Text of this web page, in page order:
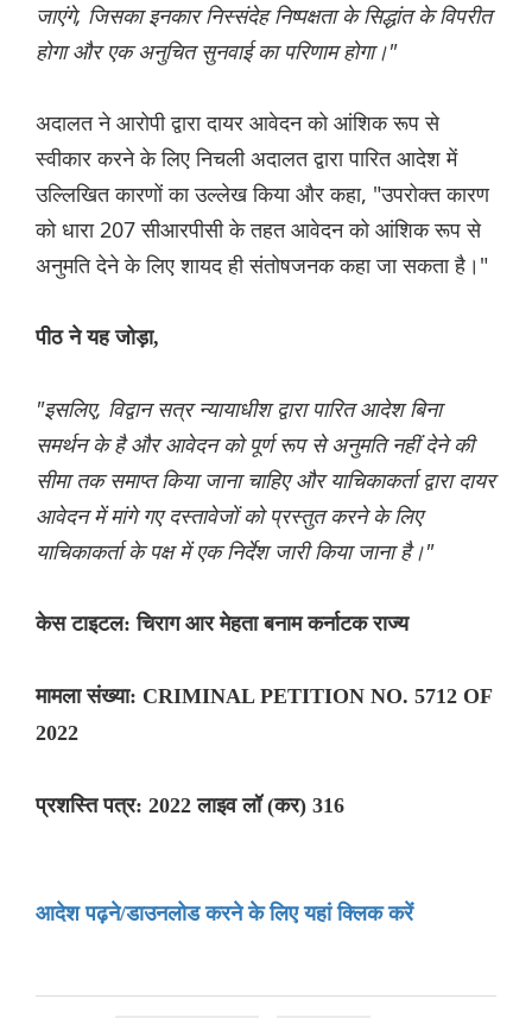
जाएंगे, जिसका इनकार निस्संदेह निष्पक्षता के सिद्धांत के विपरीत
होगा और एक अनुचित सुनवाई का परिणाम होगा।"
अदालत ने आरोपी द्वारा दायर आवेदन को आंशिक रूप से
स्वीकार करने के लिए निचली अदालत द्वारा पारित आदेश में
उल्लिखित कारणों का उल्लेख किया और कहा, "उपरोक्त कारण
को धारा 207 सीआरपीसी के तहत आवेदन को आंशिक रूप से
अनुमति देने के लिए शायद ही संतोषजनक कहा जा सकता है।"
पीठ ने यह जोड़ा,
"इसलिए, विद्वान सत्र न्यायाधीश द्वारा पारित आदेश बिना
समर्थन के है और आवेदन को पूर्ण रूप से अनुमति नहीं देने की
सीमा तक समाप्त किया जाना चाहिए और याचिकाकर्ता द्वारा दायर
आवेदन में मांगे गए दस्तावेजों को प्रस्तुत करने के लिए
याचिकाकर्ता के पक्ष में एक निर्देश जारी किया जाना है।"
केस टाइटल: चिराग आर मेहता बनाम कर्नाटक राज्य
मामला संख्या: CRIMINAL PETITION NO. 5712 OF
2022
प्रशस्ति पत्र: 2022 लाइव लॉ (कर) 316
आदेश पढ़ने/डाउनलोड करने के लिए यहां क्लिक करें